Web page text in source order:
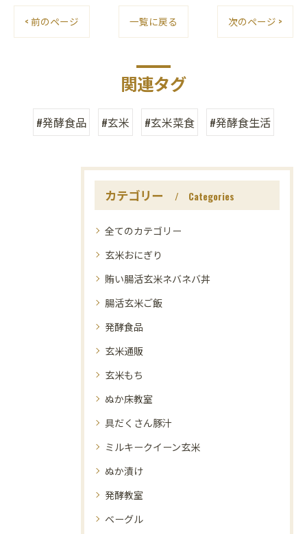
< 前のページ 一覧に戻る 次のページ >
関連タグ
#発酵食品 #玄米 #玄米菜食 #発酵食生活
カテゴリー Categories
全てのカテゴリー
玄米おにぎり
賄い腸活玄米ネバネバ丼
腸活玄米ご飯
発酵食品
玄米通販
玄米もち
ぬか床教室
具だくさん豚汁
ミルキークイーン玄米
ぬか漬け
発酵教室
ベーグル